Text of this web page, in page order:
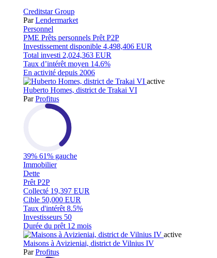
Creditstar Group
ParLendermarket
Personnel
PME Prêts personnels Prêt P2P
Investissement disponible 4,498,406 EUR
Total investi 2,024,363 EUR
Taux d’intérêt moyen 14.6%
En activité depuis 2006
active
Huberto Homes, district de Trakai VI
ParProfitus
39% 61% gauche
Immobilier
Dette
Prêt P2P
Collecté 19,397 EUR
Cible 50,000 EUR
Taux d'intérêt 8.5%
Investisseurs 50
Durée du prêt 12 mois
active
Maisons à Avizieniai, district de Vilnius IV
ParProfitus